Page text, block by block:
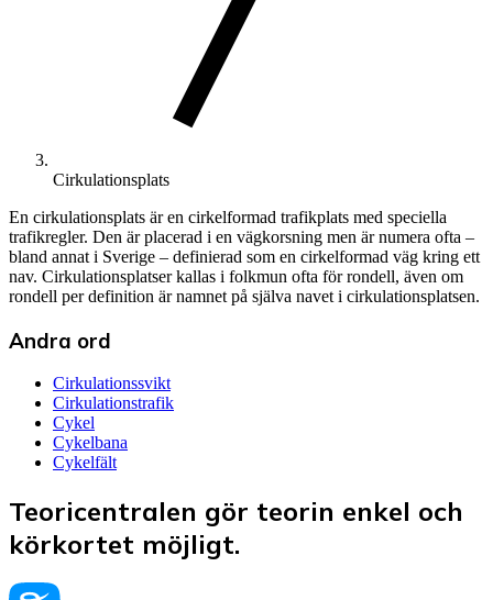
Cirkulationsplats
En cirkulationsplats är en cirkelformad trafikplats med speciella
trafikregler. Den är placerad i en vägkorsning men är numera ofta –
bland annat i Sverige – definierad som en cirkelformad väg kring ett
nav. Cirkulationsplatser kallas i folkmun ofta för rondell, även om
rondell per definition är namnet på själva navet i cirkulationsplatsen.
Andra ord
Cirkulationssvikt
Cirkulationstrafik
Cykel
Cykelbana
Cykelfält
Teoricentralen gör teorin enkel och
körkortet möjligt.